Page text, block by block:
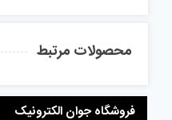
محصولات مرتبط
فروشگاه جوان الکترونیک